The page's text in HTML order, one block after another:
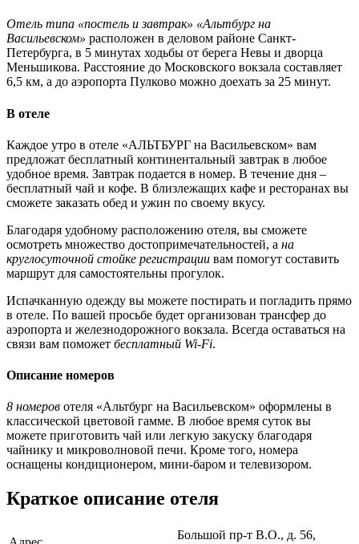
Отель типа «постель и завтрак» «Альтбург на
Васильевском» расположен в деловом районе Санкт-
Петербурга, в 5 минутах ходьбы от берега Невы и дворца
Меньшикова. Расстояние до Московского вокзала составляет
6,5 км, а до аэропорта Пулково можно доехать за 25 минут.
В отеле
Каждое утро в отеле «АЛЬТБУРГ на Васильевском» вам
предложат бесплатный континентальный завтрак в любое
удобное время. Завтрак подается в номер. В течение дня –
бесплатный чай и кофе. В близлежащих кафе и ресторанах вы
сможете заказать обед и ужин по своему вкусу.
Благодаря удобному расположению отеля, вы сможете
осмотреть множество достопримечательностей, а на
круглосуточной стойке регистрации вам помогут составить
маршрут для самостоятельны прогулок.
Испачканную одежду вы можете постирать и погладить прямо
в отеле. По вашей просьбе будет организован трансфер до
аэропорта и железнодорожного вокзала. Всегда оставаться на
связи вам поможет бесплатный Wi-Fi.
Описание номеров
8 номеров отеля «Альтбург на Васильевском» оформлены в
классической цветовой гамме. В любое время суток вы
можете приготовить чай или легкую закуску благодаря
чайнику и микроволновой печи. Кроме того, номера
оснащены кондиционером, мини-баром и телевизором.
Краткое описание отеля
Большой пр-т В.О., д. 56,